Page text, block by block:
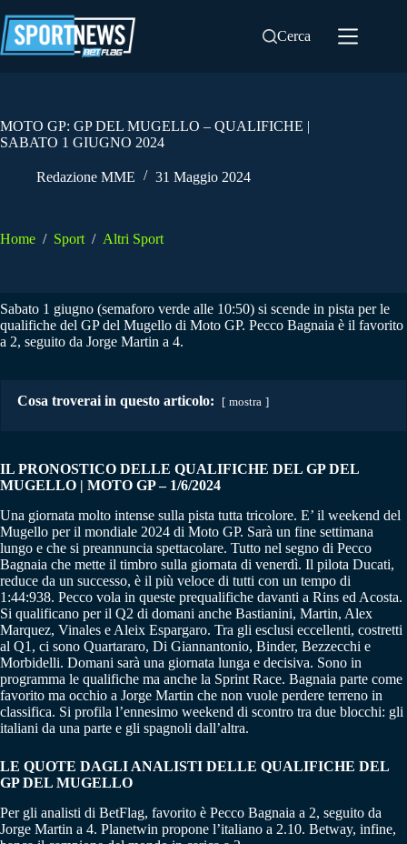
al
contenuto
Cerca
MOTO GP: GP DEL MUGELLO – QUALIFICHE |
SABATO 1 GIUGNO 2024
Redazione MME 31 Maggio 2024
Home / Sport / Altri Sport
Sabato 1 giugno (semaforo verde alle 10:50) si scende in pista per le
qualifiche del GP del Mugello di Moto GP. Pecco Bagnaia è il favorito
a 2, seguito da Jorge Martin a 4.
Cosa troverai in questo articolo: mostra
IL PRONOSTICO DELLE QUALIFICHE DEL GP DEL
MUGELLO | MOTO GP – 1/6/2024
Una giornata molto intense sulla pista tutta tricolore. E’ il weekend del
Mugello per il mondiale 2024 di Moto GP. Sarà un fine settimana
lungo e che si preannuncia spettacolare. Tutto nel segno di Pecco
Bagnaia che mette il timbro sulla giornata di venerdì. Il pilota Ducati,
reduce da un successo, è il più veloce di tutti con un tempo di
1:44:938. Pecco vola in queste prequalifiche davanti a Rins ed Acosta.
Si qualificano per il Q2 di domani anche Bastianini, Martin, Alex
Marquez, Vinales e Aleix Espargaro. Tra gli esclusi eccellenti, costretti
al Q1, ci sono Quartararo, Di Giannantonio, Binder, Bezzecchi e
Morbidelli. Domani sarà una giornata lunga e decisiva. Sono in
programma le qualifiche ma anche la Sprint Race. Bagnaia parte come
favorito ma occhio a Jorge Martin che non vuole perdere terreno in
classifica. Si profila l’ennesimo weekend di scontro tra due blocchi: gli
italiani da una parte e gli spagnoli dall’altra.
LE QUOTE DAGLI ANALISTI DELLE QUALIFICHE DEL
GP DEL MUGELLO
Per gli analisti di BetFlag, favorito è Pecco Bagnaia a 2, seguito da
Jorge Martin a 4. Planetwin propone l’italiano a 2.10. Betway, infine,